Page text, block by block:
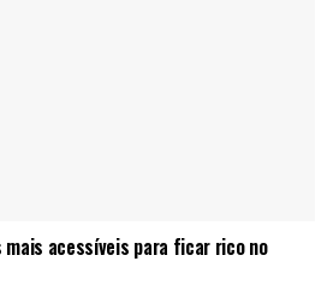
mais acessíveis para ficar rico no